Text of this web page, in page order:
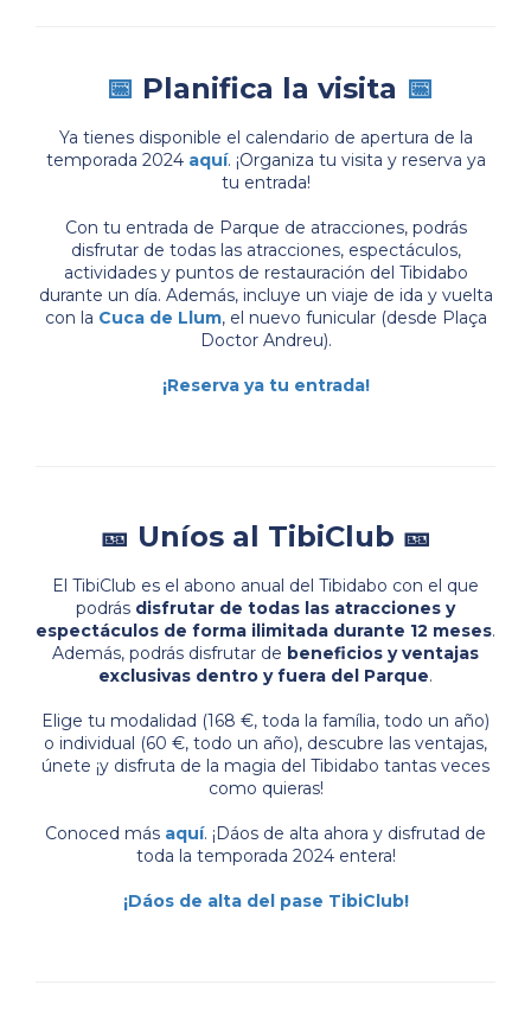
📅 Planifica la visita 📅
Ya tienes disponible el calendario de apertura de la
temporada 2024 aquí. ¡Organiza tu visita y reserva ya
tu entrada!
Con tu entrada de Parque de atracciones, podrás
disfrutar de todas las atracciones, espectáculos,
actividades y puntos de restauración del Tibidabo
durante un día. Además, incluye un viaje de ida y vuelta
con la Cuca de Llum, el nuevo funicular (desde Plaça
Doctor Andreu).
¡Reserva ya tu entrada!
🎫 Uníos al TibiClub 🎫
El TibiClub es el abono anual del Tibidabo con el que
podrás disfrutar de todas las atracciones y
espectáculos de forma ilimitada durante 12 meses.
Además, podrás disfrutar de beneficios y ventajas
exclusivas dentro y fuera del Parque.
Elige tu modalidad (168 €, toda la família, todo un año)
o individual (60 €, todo un año), descubre las ventajas,
únete ¡y disfruta de la magia del Tibidabo tantas veces
como quieras!
Conoced más aquí. ¡Dáos de alta ahora y disfrutad de
toda la temporada 2024 entera!
¡Dáos de alta del pase TibiClub!